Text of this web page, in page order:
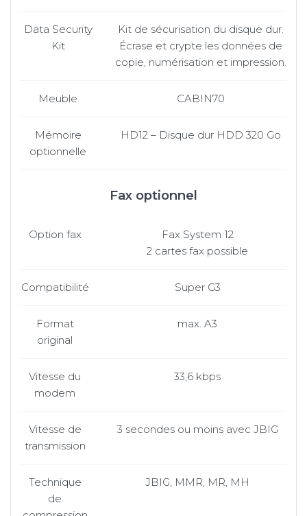
Data Security
Kit
Kit de sécurisation du disque dur.
Écrase et crypte les données de
copie, numérisation et impression.
Meuble CABIN70
Mémoire
optionnelle
HD12 – Disque dur HDD 320 Go
Fax optionnel
Option fax
Fax System 12
2 cartes fax possible
Compatibilité Super G3
Format
original
max. A3
Vitesse du
modem
33,6 kbps
Vitesse de
transmission
3 secondes ou moins avec JBIG
Technique
de
JBIG, MMR, MR, MH